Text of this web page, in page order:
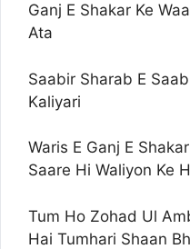
Ganj E Shakar Ke
Ata
Saabir Sharab E
Kaliyari
Waris E Ganj E
Saare Hi Waliyon Ke
Tum Ho Zohad Ul
Hai Tumhari Shaan